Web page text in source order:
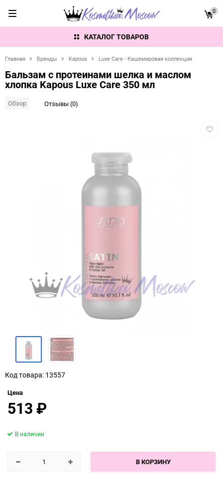
КАТАЛОГ ТОВАРОВ
0
Главная Бренды Kapous Luxe Care - Кашемировая коллекция
Бальзам с протеинами шелка и маслом
хлопка Kapous Luxe Care 350 мл
Обзор Отзывы (0)
Код товара: 13557
Цена
513₽
В КОРЗИНУ
В наличии